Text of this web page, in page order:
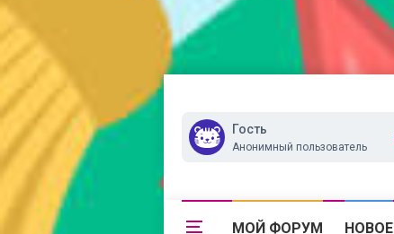
Гость
Анонимный пользователь
МОЙ ФОРУМ НОВОЕ